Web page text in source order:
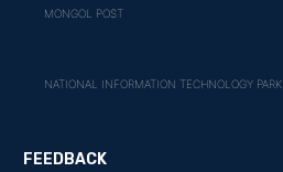
MONGOL POST
NATIONAL INFORMATION TECHNOLOGY PARK
FEEDBACK